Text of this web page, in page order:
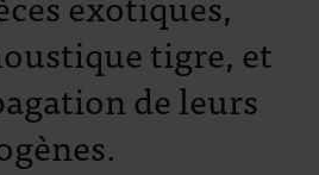
tigre, et
de leurs